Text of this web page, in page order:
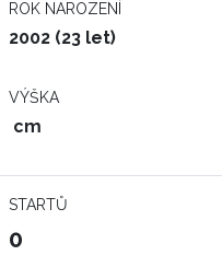
ROK NAROZENÍ
2002 (23 let)
VÝŠKA
cm
STARTŮ
0